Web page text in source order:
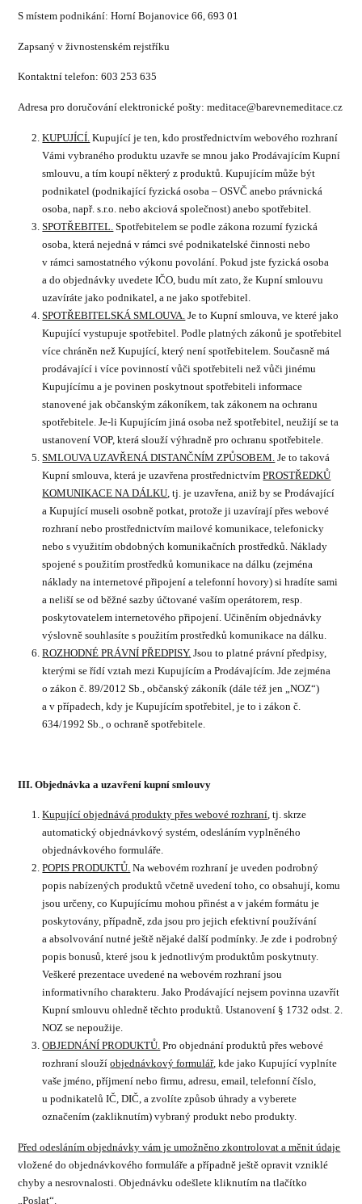
S místem podnikání: Horní Bojanovice 66, 693 01
Zapsaný v živnostenském rejstříku
Kontaktní telefon: 603 253 635
Adresa pro doručování elektronické pošty: meditace@barevnemeditace.cz
KUPUJÍCÍ. Kupující je ten, kdo prostřednictvím webového rozhraní
Vámi vybraného produktu uzavře se mnou jako Prodávajícím Kupní
smlouvu, a tím koupí některý z produktů. Kupujícím může být
podnikatel (podnikající fyzická osoba – OSVČ anebo právnická
osoba, např. s.r.o. nebo akciová společnost) anebo spotřebitel.
SPOTŘEBITEL. Spotřebitelem se podle zákona rozumí fyzická
osoba, která nejedná v rámci své podnikatelské činnosti nebo
v rámci samostatného výkonu povolání. Pokud jste fyzická osoba
a do objednávky uvedete IČO, budu mít zato, že Kupní smlouvu
uzavíráte jako podnikatel, a ne jako spotřebitel.
SPOTŘEBITELSKÁ SMLOUVA. Je to Kupní smlouva, ve které jako
Kupující vystupuje spotřebitel. Podle platných zákonů je spotřebitel
více chráněn než Kupující, který není spotřebitelem. Současně má
prodávající i více povinností vůči spotřebiteli než vůči jinému
Kupujícímu a je povinen poskytnout spotřebiteli informace
stanovené jak občanským zákoníkem, tak zákonem na ochranu
spotřebitele. Je-li Kupujícím jiná osoba než spotřebitel, neužijí se ta
ustanovení VOP, která slouží výhradně pro ochranu spotřebitele.
SMLOUVA UZAVŘENÁ DISTANČNÍM ZPŮSOBEM. Je to taková
Kupní smlouva, která je uzavřena prostřednictvímPROSTŘEDKŮ
KOMUNIKACE NA DÁLKU , tj. je uzavřena, aniž by se Prodávající
a Kupující museli osobně potkat, protože ji uzavírají přes webové
rozhraní nebo prostřednictvím mailové komunikace, telefonicky
nebo s využitím obdobných komunikačních prostředků. Náklady
spojené s použitím prostředků komunikace na dálku (zejména
náklady na internetové připojení a telefonní hovory) si hradíte sami
a neliší se od běžné sazby účtované vaším operátorem, resp.
poskytovatelem internetového připojení. Učiněním objednávky
výslovně souhlasíte s použitím prostředků komunikace na dálku.
ROZHODNÉ PRÁVNÍ PŘEDPISY. Jsou to platné právní předpisy,
kterými se řídí vztah mezi Kupujícím a Prodávajícím. Jde zejména
o zákon č. 89/2012 Sb., občanský zákoník (dále též jen „NOZ“)
a v případech, kdy je Kupujícím spotřebitel, je to i zákon č.
634/1992 Sb., o ochraně spotřebitele.
III. Objednávka a uzavření kupní smlouvy
Kupující objednává produkty přes webové rozhraní, tj. skrze
automatický objednávkový systém, odesláním vyplněného
objednávkového formuláře.
POPIS PRODUKTŮ. Na webovém rozhraní je uveden podrobný
popis nabízených produktů včetně uvedení toho, co obsahují, komu
jsou určeny, co Kupujícímu mohou přinést a v jakém formátu je
poskytovány, případně, zda jsou pro jejich efektivní používání
a absolvování nutné ještě nějaké další podmínky. Je zde i podrobný
popis bonusů, které jsou k jednotlivým produktům poskytnuty.
Veškeré prezentace uvedené na webovém rozhraní jsou
informativního charakteru. Jako Prodávající nejsem povinna uzavřít
Kupní smlouvu ohledně těchto produktů. Ustanovení § 1732 odst. 2.
NOZ se nepoužije.
OBJEDNÁNÍ PRODUKTŮ. Pro objednání produktů přes webové
rozhraní sloužíobjednávkový formulář, kde jako Kupující vyplníte
vaše jméno, příjmení nebo firmu, adresu, email, telefonní číslo,
u podnikatelů IČ, DIČ, a zvolíte způsob úhrady a vyberete
označením (zakliknutím) vybraný produkt nebo produkty.
Před odesláním objednávky vám je umožněno zkontrolovat a měnit údaje
vložené do objednávkového formuláře a případně ještě opravit vzniklé
chyby a nesrovnalosti. Objednávku odešlete kliknutím na tlačítko
„Poslat“.